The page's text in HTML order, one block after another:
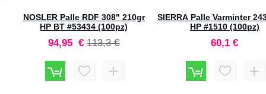
NOSLER Palle RDF 308" 210gr
HP BT #53434 (100pz)
Prezzo
speciale
94,95 €Prezzo
113,3 €
SIERRA Palle Varminter
HP #1510 (100pz)
60,1 €